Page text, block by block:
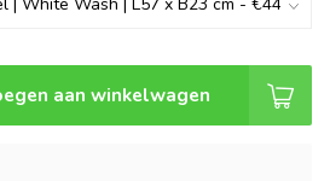
aan winkelwagen